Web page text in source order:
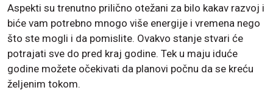
Aspekti su trenutno prilično otežani za bilo kakav razvoj i
biće vam potrebno mnogo više energije i vremena nego
što ste mogli i da pomislite. Ovakvo stanje stvari će
potrajati sve do pred kraj godine. Tek u maju iduće
godine možete očekivati da planovi počnu da se kreću
željenim tokom.